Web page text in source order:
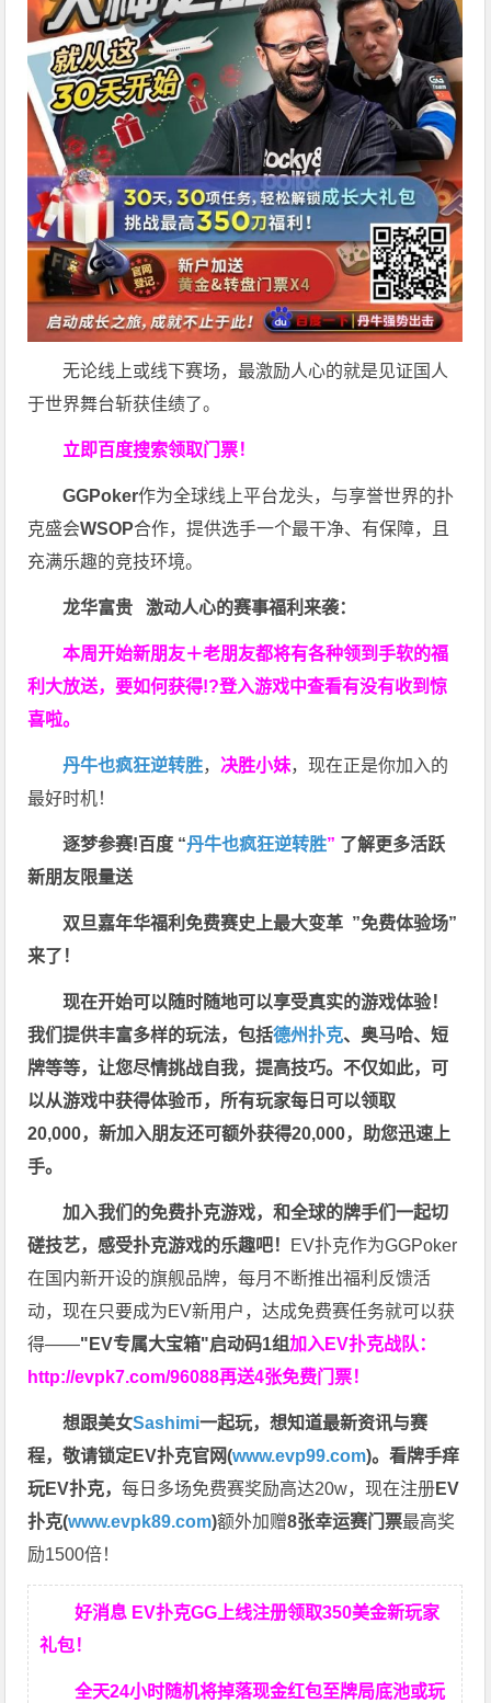
无论线上或线下赛场，最激励人心的就是见证国人
于世界舞台斩获佳绩了。
立即百度搜索领取门票！
GGPoker作为全球线上平台龙头，与享誉世界的扑
克盛会WSOP合作，提供选手一个最干净、有保障，且
充满乐趣的竞技环境。
龙华富贵 激动人心的赛事福利来袭：
本周开始新朋友＋老朋友都将有各种领到手软的福
利大放送，要如何获得!?登入游戏中查看有没有收到惊
喜啦。
丹牛也疯狂逆转胜， 决胜小妹，现在正是你加入的
最好时机！
逐梦参赛!百度 “丹牛也疯狂逆转胜” 了解更多活跃
新朋友限量送
双旦嘉年华福利免费赛史上最大变革 ”免费体验场”
来了！
现在开始可以随时随地可以享受真实的游戏体验！
我们提供丰富多样的玩法，包括德州扑克、奥马哈、短
牌等等，让您尽情挑战自我，提高技巧。不仅如此， 可
以从游戏中获得体验币，所有玩家每日可以领取
20,000，新加入朋友还可额外获得20,000，助您迅速上
手。
加入我们的免费扑克游戏，和全球的牌手们一起切
磋技艺，感受扑克游戏的乐趣吧！ EV扑克作为GGPoker
在国内新开设的旗舰品牌，每月不断推出福利反馈活
动，现在只要成为EV新用户，达成免费赛任务就可以获
得——"EV专属大宝箱"启动码1组加入EV扑克战队：
http://evpk7.com/96088再送4张免费门票！
想跟美女Sashimi一起玩，想知道最新资讯与赛
程，敬请锁定EV扑克官网(www.evp99.com)。看牌手痒
玩EV扑克，每日多场免费赛奖励高达20w，现在注册EV
扑克(www.evpk89.com)额外加赠8张幸运赛门票最高奖
励1500倍！
好消息 EV扑克GG上线注册领取350美金新玩家
礼包！
全天24小时随机将掉落现金红包至牌局底池或玩